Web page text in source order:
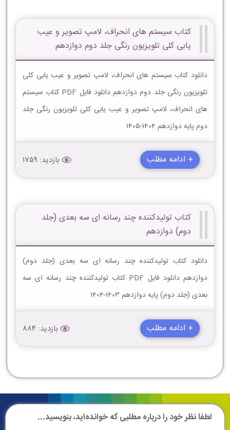
کتاب سیستم هاى انحراف، لامپ تصویر و عیب
یابى کلى تلویزیون رنگى جلد دوم دوازدهم
دانلود کتاب سیستم هاى انحراف، لامپ تصویر و عیب یابى کلى
تلویزیون رنگى جلد دوم دوازدهم دانلود فایل PDF کتاب سیستم
هاى انحراف، لامپ تصویر و عیب یابى کلى تلویزیون رنگى جلد
دوم پایه دوازدهم 1404-1405
+ ادامه مطلب بازدید: 1759
کتاب تولیدکننده چند رسانه ای سه بعدی (جلد
دوم) دوازدهم
دانلود کتاب تولیدکننده چند رسانه ای سه بعدی (جلد دوم)
دوازدهم دانلود فایل PDF کتاب تولیدکننده چند رسانه ای سه
بعدی (جلد دوم) پایه دوازدهم 1403-1404
+ ادامه مطلب بازدید: 884
لطفا نظر خود را درباره مطلبی که خوانده‌اید، بنویسید...